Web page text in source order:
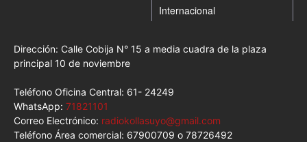
Internacional
Dirección: Calle Cobija N° 15 a media cuadra de la plaza
principal 10 de noviembre
Teléfono Oficina Central: 61- 24249
WhatsApp: 71821101
Correo Electrónico: radiokollasuyo@gmail.com
Teléfono Área comercial: 67900709 o 78726492